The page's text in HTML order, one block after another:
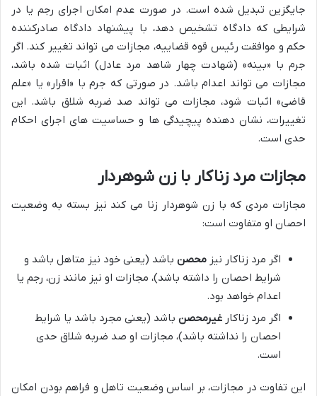
جایگزین تبدیل شده است. در صورت عدم امکان اجرای رجم یا در
شرایطی که دادگاه تشخیص دهد، با پیشنهاد دادگاه صادرکننده
حکم و موافقت رئیس قوه قضاییه، مجازات می تواند تغییر کند. اگر
جرم با «بینه» (شهادت چهار شاهد مرد عادل) اثبات شده باشد،
مجازات می تواند اعدام باشد. در صورتی که جرم با «اقرار» یا «علم
قاضی» اثبات شود، مجازات می تواند صد ضربه شلاق باشد. این
تغییرات، نشان دهنده پیچیدگی ها و حساسیت های اجرای احکام
حدی است.
مجازات مرد زناکار با زن شوهردار
مجازات مردی که با زن شوهردار زنا می کند نیز بسته به وضعیت
احصان او متفاوت است:
اگر مرد زناکار نیز محصن باشد (یعنی خود نیز متاهل باشد و
شرایط احصان را داشته باشد)، مجازات او نیز مانند زن، رجم یا
اعدام خواهد بود.
اگر مرد زناکار غیرمحصن باشد (یعنی مجرد باشد یا شرایط
احصان را نداشته باشد)، مجازات او صد ضربه شلاق حدی
است.
این تفاوت در مجازات، بر اساس وضعیت تاهل و فراهم بودن امکان